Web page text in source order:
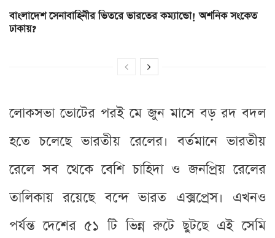
বাংলাদেশ সেনাবাহিনীর ভিতরে ভারতের কম্যান্ডো! অশনিক সংকেত
ঢাকায়?
লোকসভা ভোটের পরই মে জুন মাসে বড় রদ বদল
হতে চলেছে ভারতীয় রেলের। বর্তমানে ভারতীয়
রেলে সব থেকে বেশি চাহিদা ও জনপ্রিয় রেলের
তালিকায় রয়েছে বন্দে ভারত এক্সপ্রেস। এখনও
পর্যন্ত দেশের ৫১ টি ভিন্ন রুটে ছুটছে এই সেমি